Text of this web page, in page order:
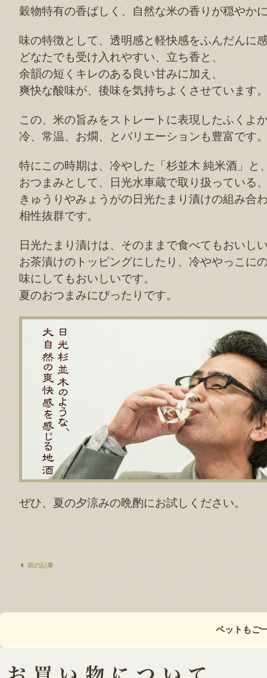
穀物特有の香ばしく、自然な米の香りが穏やか
味の特徴として、透明感と軽快感をふんだんに
どなたでも受け入れやすい、立ち香と、
余韻の短くキレのある良い甘みに加え、
爽快な酸味が、後味を気持ちよくさせています
この、米の旨みをストレートに表現したふくよ
冷、常温、お燗、とバリエーションも豊富です
特にこの時期は、冷やした「杉並木 純米酒」と
おつまみとして、日光水車蔵で取り扱っている
きゅうりやみょうがの日光たまり漬けの組み合
相性抜群です。
日光たまり漬けは、そのままで食べてもおいし
お茶漬けのトッピングにしたり、冷ややっこに
味にしてもおいしいです。
夏のおつまみにぴったりです。
ぜひ、夏の夕涼みの晩酌にお試しください。
前の記事
ペットもご